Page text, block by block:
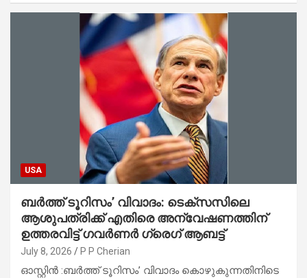
USA
ബർത്ത് ടൂറിസം’ വിവാദം: ടെക്സസിലെ
ആശുപത്രിക്ക് എതിരെ അന്വേഷണത്തിന്
ഉത്തരവിട്ട് ഗവർണർ ഗ്രെഗ് ആബട്ട്
July 8, 2026 P P Cherian
ഓസ്റ്റിൻ :ബർത്ത് ടൂറിസം’ വിവാദം കൊഴുകുന്നതിനിടെ